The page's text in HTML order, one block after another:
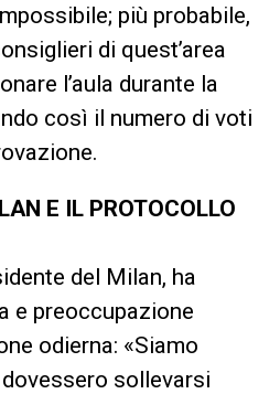
più probabile,
di quest’area
l’aula durante la
così il numero di voti
E IL PROTOCOLLO
del Milan, ha
e preoccupazione
odierna: «Siamo
sollevarsi